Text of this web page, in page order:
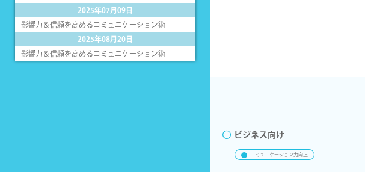
2025年07月09日
影響力＆信頼を高めるコミュニケーション術
2025年08月20日
影響力＆信頼を高めるコミュニケーション術
ビジネス向け
コミュニケーション力向上